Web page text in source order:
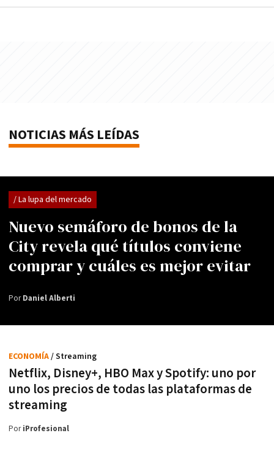
NOTICIAS MÁS LEÍDAS
Nuevo semáforo de bonos de la
City revela qué títulos conviene
comprar y cuáles es mejor evitar
/ La lupa del mercado
PorDaniel Alberti
Netflix, Disney+, HBO Max y Spotify: uno por
uno los precios de todas las plataformas de
streaming
ECONOMÍA/ Streaming
PoriProfesional